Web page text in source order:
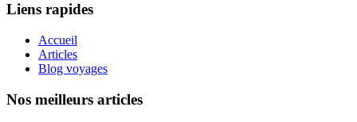
Liens rapides
Accueil
Articles
Blog voyages
Nos meilleurs articles